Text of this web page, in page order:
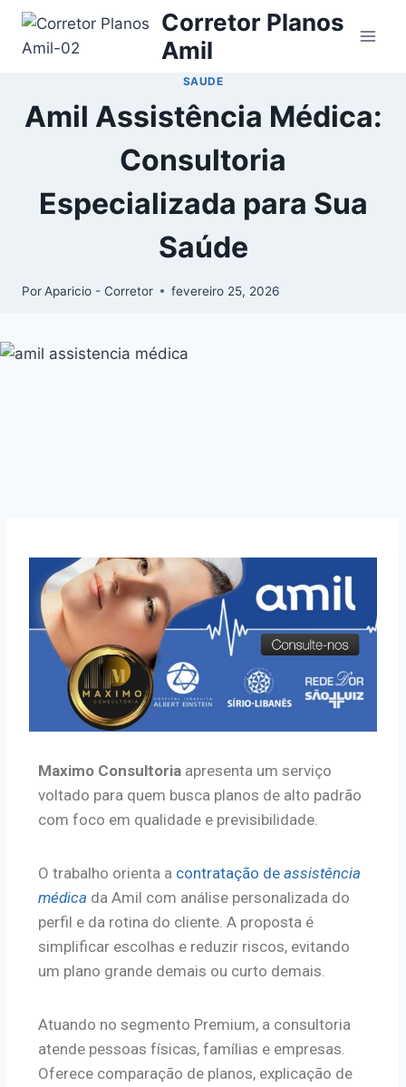
Corretor Planos
Amil
SAUDE
Amil Assistência Médica:
Consultoria
Especializada para Sua
Saúde
Por Aparicio - Corretor fevereiro 25, 2026
Maximo Consultoria apresenta um serviço
voltado para quem busca planos de alto padrão
com foco em qualidade e previsibilidade.
O trabalho orienta a contratação de assistência
médica da Amil com análise personalizada do
perfil e da rotina do cliente. A proposta é
simplificar escolhas e reduzir riscos, evitando
um plano grande demais ou curto demais.
Atuando no segmento Premium, a consultoria
atende pessoas físicas, famílias e empresas.
Oferece comparação de planos, explicação de